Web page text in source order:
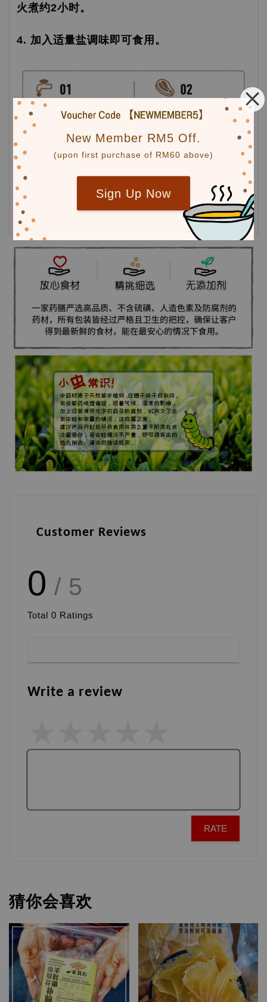
New Member RM5 Off.
(upon first purchase of RM60 above)
Sign Up Now
火煮约2小时。
4. 加入适量盐调味即可食用。
Customer Reviews
0 / 5
Total 0 Ratings
Write a review
RATE
猜你会喜欢